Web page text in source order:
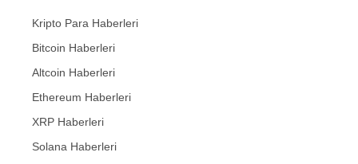
Kripto Para Haberleri
Bitcoin Haberleri
Altcoin Haberleri
Ethereum Haberleri
XRP Haberleri
Solana Haberleri